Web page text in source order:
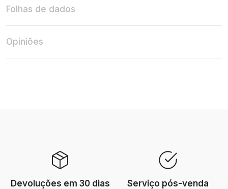
Folhas de dados
Opiniões
Devoluções em 30 dias Serviço pós-venda